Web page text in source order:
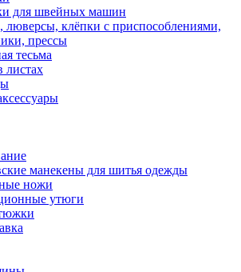
для швейных машин
люверсы, клёпки с приспособлениями,
прессы
тесьма
листах
манекены для шитья одежды
ножи
утюги